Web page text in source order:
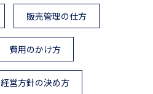
販売管理の仕方
費用のかけ方
経営方針の決め方